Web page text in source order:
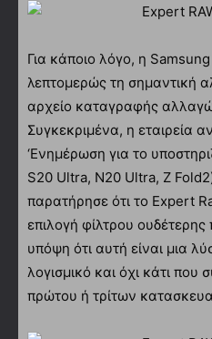
Για κάποιο λόγο, η
λεπτομερώς τη σημαντική
αρχείο καταγραφής
Συγκεκριμένα, η εταιρεία
‘Ενημέρωση για το
S20 Ultra, N20 Ultra, Z
παρατήρησε ότι το Expert
επιλογή φίλτρου
υπόψη ότι αυτή είναι μια
λογισμικό και όχι κάτι που
πρώτου ή τρίτων